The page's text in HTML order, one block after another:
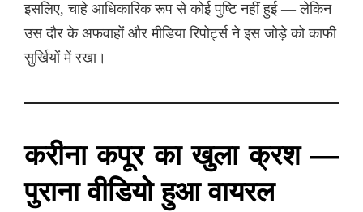
इसलिए, चाहे आधिकारिक रूप से कोई पुष्टि नहीं हुई — लेकिन
उस दौर के अफवाहों और मीडिया रिपोर्ट्स ने इस जोड़े को काफी
सुर्खियों में रखा।
करीना कपूर का खुला क्रश —
पुराना वीडियो हुआ वायरल